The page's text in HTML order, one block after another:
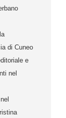
di Cuneo
e
nel